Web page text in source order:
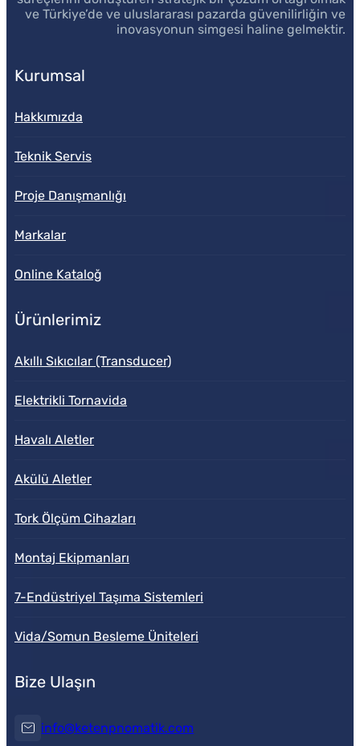
ve Türkiye’de ve uluslararası pazarda güvenilirliğin ve
inovasyonun simgesi haline gelmektir.
Kurumsal
Hakkımızda
Teknik Servis
Proje Danışmanlığı
Markalar
Online Kataloğ
Ürünlerimiz
Akıllı Sıkıcılar (Transducer)
Elektrikli Tornavida
Havalı Aletler
Akülü Aletler
Tork Ölçüm Cihazları
Montaj Ekipmanları
7-Endüstriyel Taşıma Sistemleri
Vida/Somun Besleme Üniteleri
Bize Ulaşın
info@ketenpnomatik.com